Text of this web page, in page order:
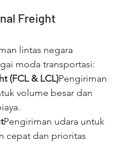
Freight
lintas negara
moda transportasi:
(FCL & LCL)Pengiriman
volume besar dan
Pengiriman udara untuk
cepat dan prioritas